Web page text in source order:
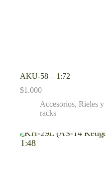
AKU-58 – 1:72
$1.000
Accesorios, Rieles y
racks